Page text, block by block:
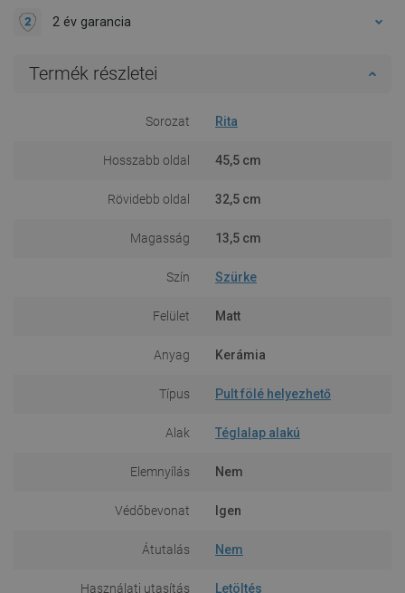
2 év garancia
Termék részletei
Sorozat Rita
Hosszabb oldal 45,5 cm
Rövidebb oldal 32,5 cm
Magasság 13,5 cm
Szín Szürke
Felület Matt
Anyag Kerámia
Típus Pult fölé helyezhető
Alak Téglalap alakú
Elemnyílás Nem
Védőbevonat Igen
Átutalás Nem
Használati utasítás Letöltés